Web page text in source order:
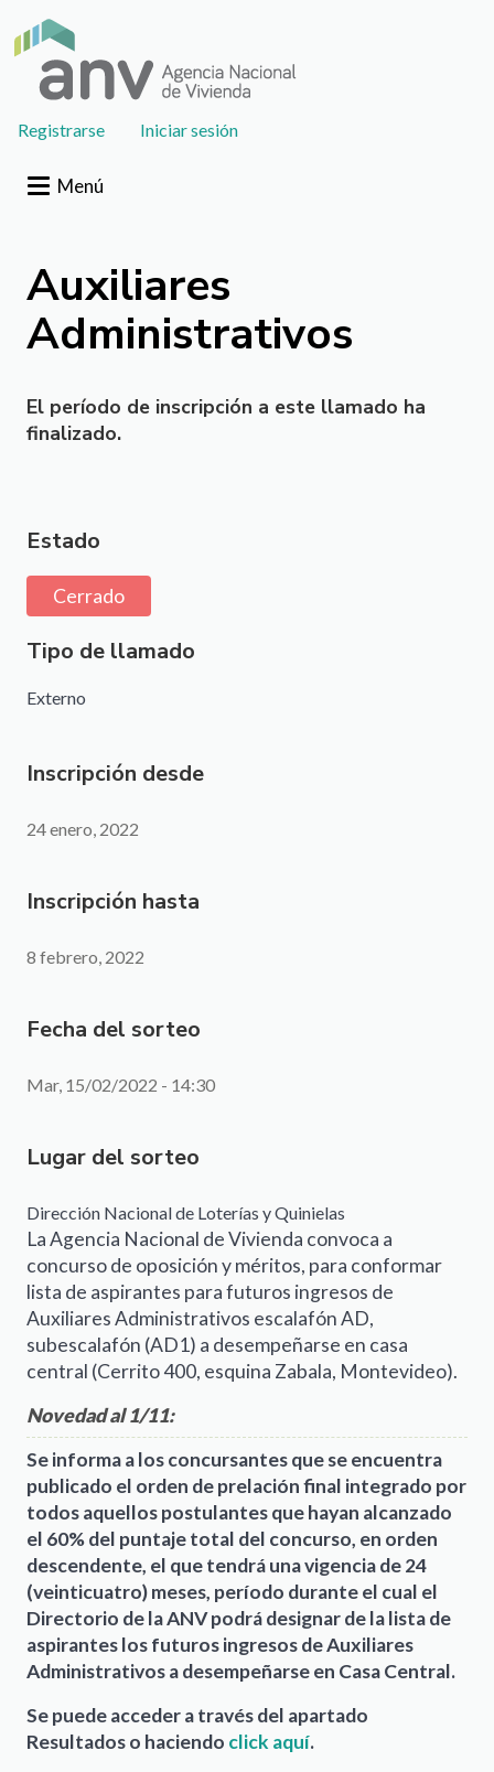
User
menu
Registrarse Iniciar sesión
Menú
Auxiliares
Administrativos
El período de inscripción a este llamado ha
finalizado.
Estado
Cerrado
Tipo de llamado
Externo
Inscripción desde
24 enero, 2022
Inscripción hasta
8 febrero, 2022
Fecha del sorteo
Mar, 15/02/2022 - 14:30
Lugar del sorteo
Dirección Nacional de Loterías y Quinielas
La Agencia Nacional de Vivienda convoca a
concurso de oposición y méritos, para conformar
lista de aspirantes para futuros ingresos de
Auxiliares Administrativos escalafón AD,
subescalafón (AD1) a desempeñarse en casa
central (Cerrito 400, esquina Zabala, Montevideo).
Novedad al 1/11:
Se informa a los concursantes que se encuentra
publicado el orden de prelación final integrado por
todos aquellos postulantes que hayan alcanzado
el 60% del puntaje total del concurso, en orden
descendente, el que tendrá una vigencia de 24
(veinticuatro) meses, período durante el cual el
Directorio de la ANV podrá designar de la lista de
aspirantes los futuros ingresos de Auxiliares
Administrativos a desempeñarse en Casa Central.
Se puede acceder a través del apartado
Resultados o haciendo click aquí.